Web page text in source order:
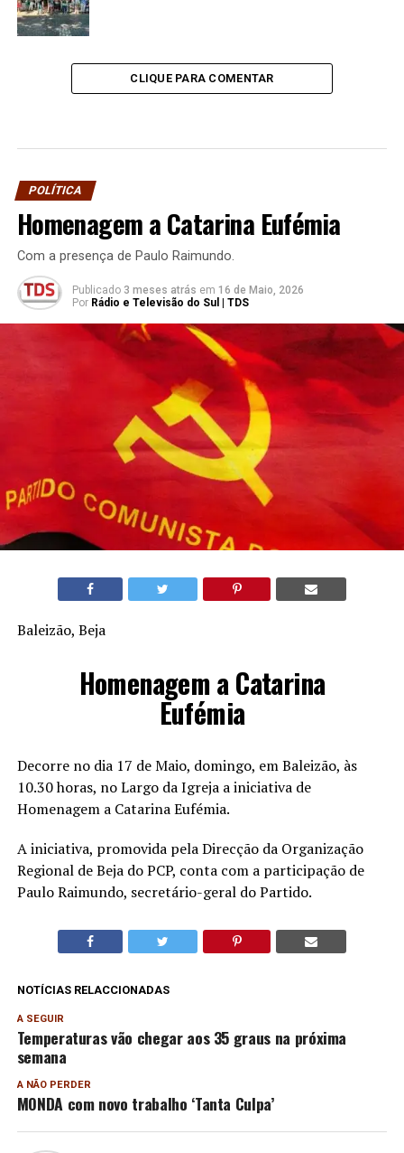
CLIQUE PARA COMENTAR
POLÍTICA
Homenagem a Catarina Eufémia
Com a presença de Paulo Raimundo.
Publicado 3 meses atrás em 16 de Maio, 2026
Por Rádio e Televisão do Sul | TDS
Baleizão, Beja
Homenagem a Catarina
Eufémia
Decorre no dia 17 de Maio, domingo, em Baleizão, às
10.30 horas, no Largo da Igreja a iniciativa de
Homenagem a Catarina Eufémia.
A iniciativa, promovida pela Direcção da Organização
Regional de Beja do PCP, conta com a participação de
Paulo Raimundo, secretário-geral do Partido.
NOTÍCIAS RELACCIONADAS
A SEGUIR
Temperaturas vão chegar aos 35 graus na próxima
semana
A NÃO PERDER
MONDA com novo trabalho ‘Tanta Culpa’